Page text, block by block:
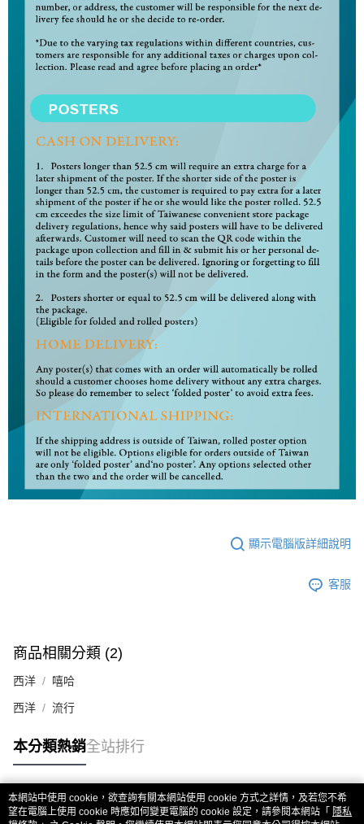
顯示電腦版詳細說明
客服
商品相關分類 (2)
西洋 嘻哈
西洋 流行
本分類熱銷全站排行
熱門標籤
本網站中使用 cookie，欲查詢有關本網站使用 cookie 方式之詳情，及若您不希
望在電腦上使用 cookie 時應如何變更電腦的 cookie 設定，請參閱本網站「 隱私